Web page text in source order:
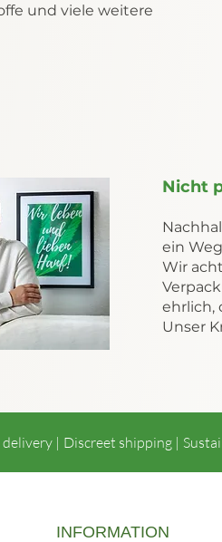
und viele weitere
Nicht
ein
Wir
ehrlich,
Unser
delivery | Discreet shipping |
INFORMATION